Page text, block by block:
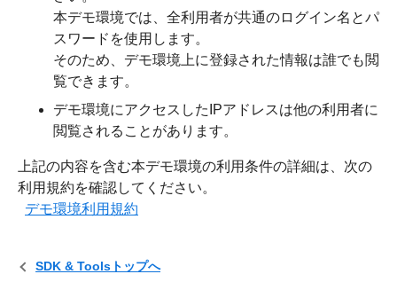
SDK & Toolsトップへ
本デモ環境では、全利用者が共通のログイン名とパ
スワードを使用します。
そのため、デモ環境上に登録された情報は誰でも閲
覧できます。
デモ環境にアクセスしたIPアドレスは他の利用者に
閲覧されることがあります。
上記の内容を含む本デモ環境の利用条件の詳細は、次の
利用規約を確認してください。
デモ環境利用規約